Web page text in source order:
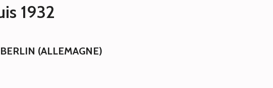
1932
(ALLEMAGNE)